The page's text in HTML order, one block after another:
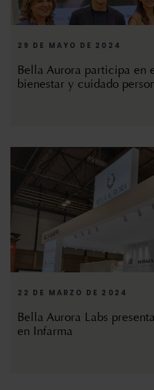
29 DE MAYO DE 2024
Bella Aurora participa en
bienestar y cuidado
22 DE MARZO DE 2024
Bella Aurora Labs
en Infarma